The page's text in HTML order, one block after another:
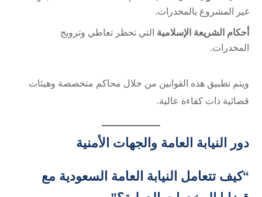
غير المشروع بالمخدرات.
أحكام الشريعة الإسلامية التي تحظر تعاطي وترويج
المخدرات.
ويتم تطبيق هذه القوانين من خلال محاكم متخصصة وهيئات
قضائية ذات كفاءة عالية.
دور النيابة العامة والجهات الأمنية
“كيف تتعامل النيابة العامة السعودية مع